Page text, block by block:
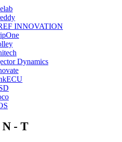
INNOVATION
Dynamics
- T